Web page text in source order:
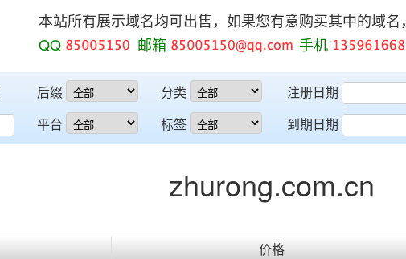
本站所有展示域名均可出售，如果您有意购买其中的域名
QQ
邮箱 手机
后缀
平台
分类
标签
注册日期
到期日期
zhurong.com.cn
价格